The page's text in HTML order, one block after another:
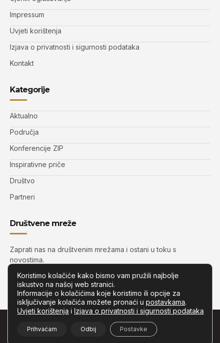
Impressum
Uvjeti korištenja
Izjava o privatnosti i sigurnosti podataka
Kontakt
Kategorije
Aktualno
Područja
Konferencije ZIP
Inspirativne priče
Društvo
Partneri
Društvene mreže
Zaprati nas na društvenim mrežama i ostani u toku s
novostima.
Zip.com.hr– Sva prava pridržana.
Koristimo kolačiće kako bismo vam pružili najbolje
iskustvo na našoj web stranici.
Informacije o kolačićima koje koristimo ili opcije za
isključivanje kolačića možete pronaći u postavkama.
Uvjeti korištenja i Izjava o privatnosti i sigurnosti podataka
Prihvaćam Odbij Postavke